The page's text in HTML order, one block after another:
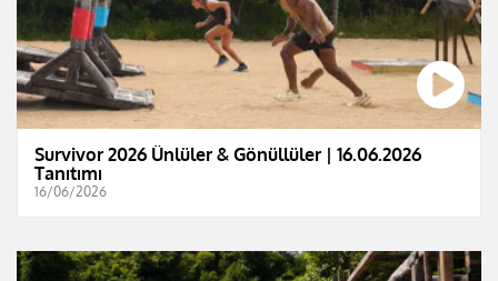
Survivor 2026 Ünlüler & Gönüllüler | 16.06.2026
Tanıtımı
16/06/2026